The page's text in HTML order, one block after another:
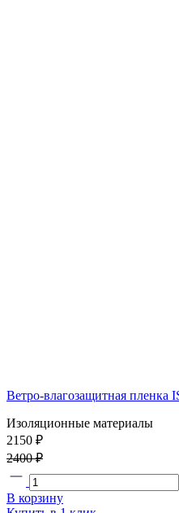
Ветро-влагозащитная
Изоляционные материалы
2150 ₽
2400 ₽
В корзину